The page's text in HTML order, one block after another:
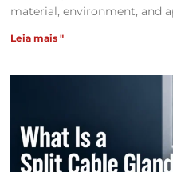
material, environment, and
Leia mais "